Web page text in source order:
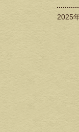
2025